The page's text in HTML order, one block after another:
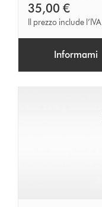
35,00 €
Il prezzo include l’IVA
Informami